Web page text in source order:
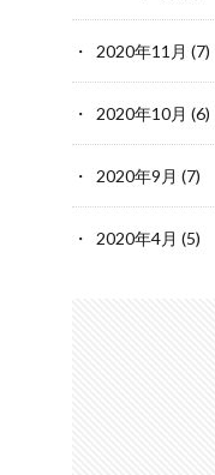
2020年11月 (7)
2020年10月 (6)
2020年9月 (7)
2020年4月 (5)